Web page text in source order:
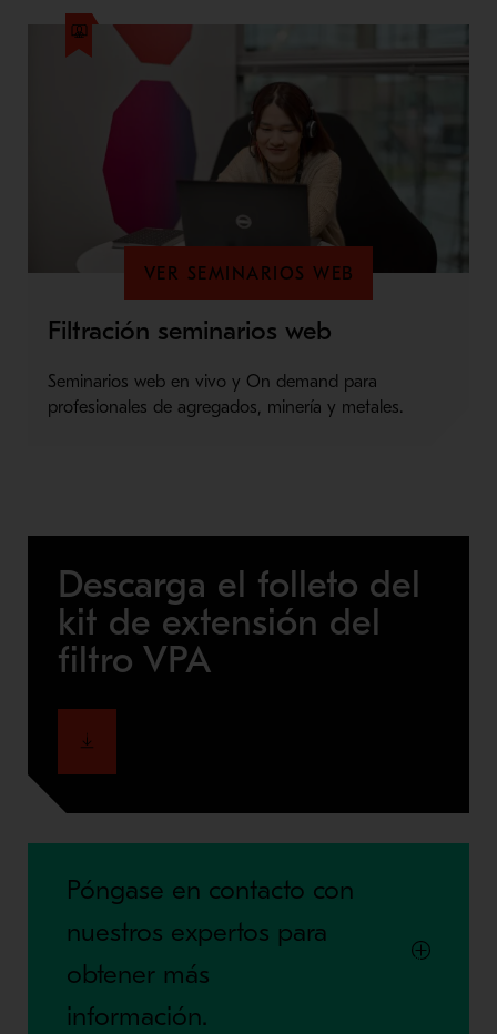
VER SEMINARIOS WEB
Filtración seminarios web
Seminarios web en vivo y On demand para
profesionales de agregados, minería y metales.
Descarga el folleto del
kit de extensión del
filtro VPA
Póngase en contacto con
nuestros expertos para
obtener más
información.